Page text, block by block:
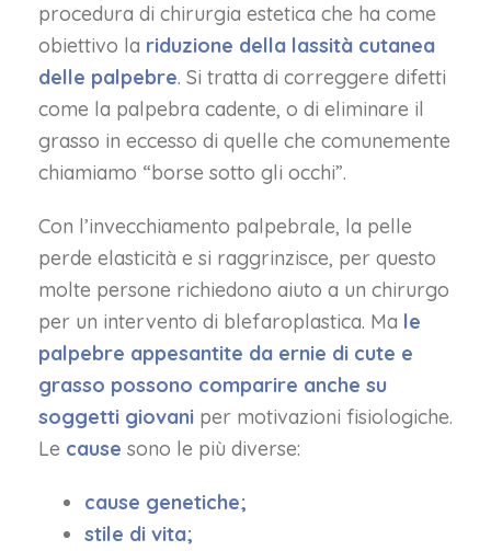
procedura di chirurgia estetica che ha come
obiettivo la riduzione della lassità cutanea
delle palpebre. Si tratta di correggere difetti
come la palpebra cadente, o di eliminare il
grasso in eccesso di quelle che comunemente
chiamiamo “borse sotto gli occhi”.
Con l’invecchiamento palpebrale, la pelle
perde elasticità e si raggrinzisce, per questo
molte persone richiedono aiuto a un chirurgo
per un intervento di blefaroplastica. Ma le
palpebre appesantite da ernie di cute e
grasso possono comparire anche su
soggetti giovani per motivazioni fisiologiche.
Le cause sono le più diverse:
cause genetiche;
stile di vita;